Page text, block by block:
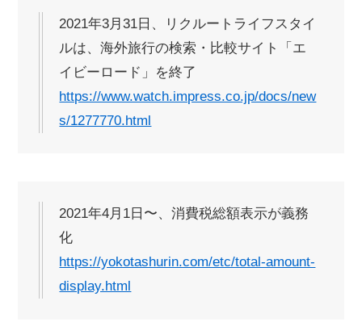
2021年3月31日、リクルートライフスタイ
ルは、海外旅行の検索・比較サイト「エ
イビーロード」を終了
https://www.watch.impress.co.jp/docs/new
s/1277770.html
2021年4月1日〜、消費税総額表示が義務
化
https://yokotashurin.com/etc/total-amount-
display.html